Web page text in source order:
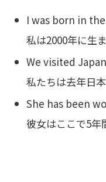
I was born in
私は2000年に生
We visited
私たちは去年日
She has been
彼女はここで5年